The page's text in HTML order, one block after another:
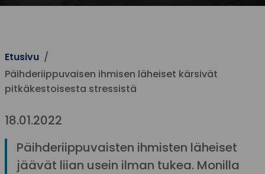
Etusivu
Päihderiippuvaisen ihmisen läheiset kärsivät
pitkäkestoisesta stressistä
18.01.2022
Päihderiippuvaisten ihmisten läheiset
jäävät liian usein ilman tukea. Monilla